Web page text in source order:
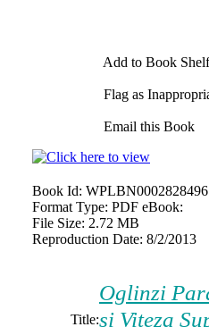
Add to Book Shelf
Flag as
Email this Book
Book Id: WPLBN0002828496
Format Type: PDF eBook:
File Size: 2.72 MB
Reproduction Date: 8/2/2013
Title:
Oglinzi
şi Viteza